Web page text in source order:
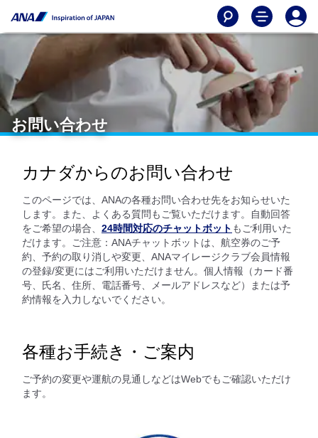
お問い合わせ
カナダからのお問い合わせ
このページでは、ANAの各種お問い合わせ先をお知らせいた
します。また、よくある質問もご覧いただけます。自動回答
をご希望の場合、 24時間対応のチャットボット もご利用いた
だけます。ご注意：ANAチャットボットは、航空券のご予
約、予約の取り消しや変更、ANAマイレージクラブ会員情報
の登録/変更にはご利用いただけません。個人情報（カード番
号、氏名、住所、電話番号、メールアドレスなど）または予
約情報を入力しないでください。
各種お手続き・ご案内
ご予約の変更や運航の見通しなどはWebでもご確認いただけ
ます。